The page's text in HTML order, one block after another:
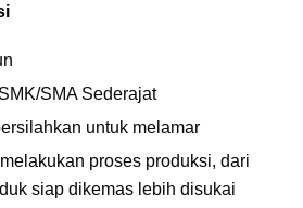
SMA Sederajat
untuk melamar
proses produksi, dari
siap dikemas lebih disukai